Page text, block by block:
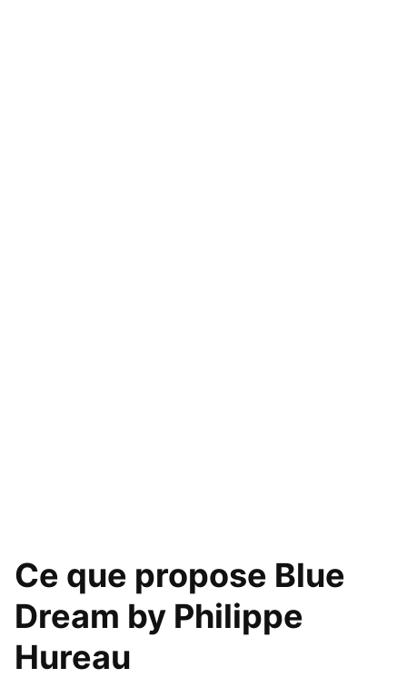
Ce que propose Blue
Dream by Philippe
Hureau